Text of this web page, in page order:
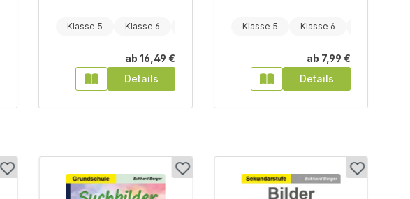
Klasse 5 Klasse 6
ab 16,49 €
Details
Klasse 5 Klasse 6
ab 7,99 €
Details